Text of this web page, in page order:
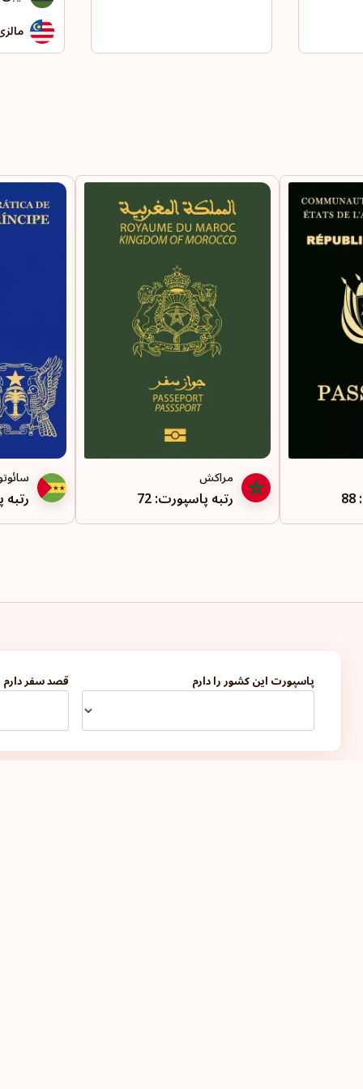
مراکش
رتبه پاسپورت: 72 رتبه
پاسپورت این کشور را دارم قصد سفر دارم